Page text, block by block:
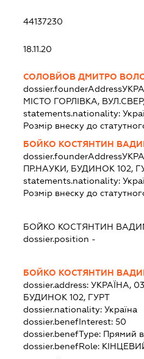
44137230
18.11.20
СОЛОВЙОВ ДМИТРО
dossier.founderAddress
МІСТО ГОРЛІВКА,
statements.nationality:
Розмір внеску до
БОЙКО КОСТЯНТИН
dossier.founderAddress
ПР.НАУКИ, БУДИНОК 102,
statements.nationality:
Розмір внеску до
БОЙКО КОСТЯНТИН
dossier.position -
БОЙКО КОСТЯНТИН
dossier.address:УКРАЇНА,
БУДИНОК 102, ГУРТ
dossier.nationality:Україна
dossier.benefInterest:50
dossier.benefType: Прямий
dossier.benefRole: